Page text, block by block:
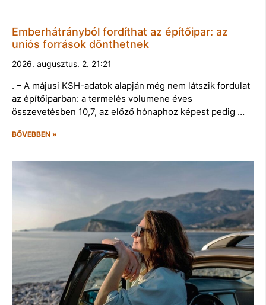
Emberhátrányból fordíthat az építőipar: az
uniós források dönthetnek
2026. augusztus. 2. 21:21
. – A májusi KSH-adatok alapján még nem látszik fordulat
az építőiparban: a termelés volumene éves
összevetésben 10,7, az előző hónaphoz képest pedig …
BŐVEBBEN »